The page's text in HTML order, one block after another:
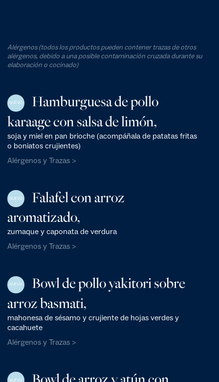
Alérgenos (todos los productos pueden contener trazas de otros
alérgenos, debido a una posible contaminación cruzada durante su
elaboración o cocinado)
NUEVO
Hamburguesa de pollo
karaage con salsa de limón,
soja y miel en pan brioche (acompáñala de patatas fritas
o boniatos crujientes)
Alérgenos y Trazas >
NUEVO
Falafel con arroz
aromatizado,
zumaque y caponata de verdura
Alérgenos y Trazas >
NUEVO
Bowl de pollo yakitori sobre
arroz basmati,
mahonesa de sésamo y crujiente de hojas verdes y
cacahuete
Alérgenos y Trazas >
NUEVO